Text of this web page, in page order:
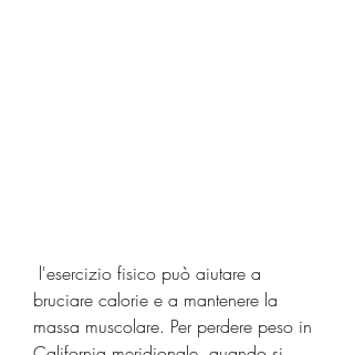
bruciare calorie e a mantenere la
massa muscolare. Per perdere peso in